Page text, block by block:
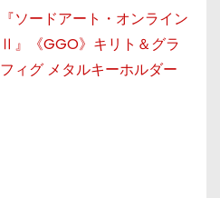
『ソードアート・オンライン
Ⅱ』《GGO》キリト＆グラ
フィグ メタルキーホルダー